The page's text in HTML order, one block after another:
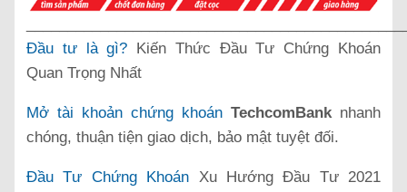
Đầu tư là gì? Kiến Thức Đầu Tư Chứng Khoán
Quan Trọng Nhất
Mở tài khoản chứng khoán TechcomBank nhanh
chóng, thuận tiện giao dịch, bảo mật tuyệt đối.
Đầu Tư Chứng Khoán Xu Hướng Đầu Tư 2021